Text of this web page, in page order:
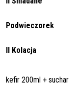
Podwieczorek
II Kolacja
kefir 200ml + suchar